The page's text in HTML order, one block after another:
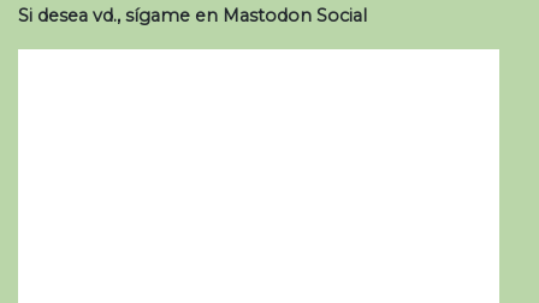
Si desea vd., sígame en Mastodon Social